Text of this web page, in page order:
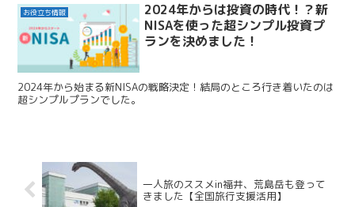
お役立ち情報
2024年からは投資の時代！？新
NISAを使った超シンプル投資プ
ランを決めました！
2024年から始まる新NISAの戦略決定！結局のところ行き着いたのは
超シンプルプランでした。
一人旅のススメin福井、荒島岳も登って
きました【全国旅行支援活用】